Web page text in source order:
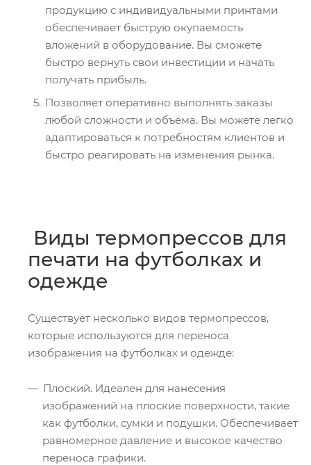
продукцию с индивидуальными принтами
обеспечивает быструю окупаемость
вложений в оборудование. Вы сможете
быстро вернуть свои инвестиции и начать
получать прибыль.
Позволяет оперативно выполнять заказы
любой сложности и объема. Вы можете легко
адаптироваться к потребностям клиентов и
быстро реагировать на изменения рынка.
Виды термопрессов для
печати на футболках и
одежде
Существует несколько видов термопрессов,
которые используются для переноса
изображения на футболках и одежде:
Плоский. Идеален для нанесения
изображений на плоские поверхности, такие
как футболки, сумки и подушки. Обеспечивает
равномерное давление и высокое качество
переноса графики.